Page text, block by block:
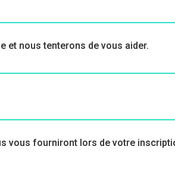
et nous tenterons de vous aider.
vous fourniront lors de votre